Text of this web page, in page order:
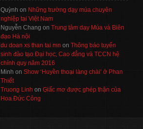
Quỳnh on Những trường dạy múa chuyên
nghiệp tại Việt Nam
Nguyễn Chang on Trung tâm dạy Múa và Biên
đạo Hà nội
du doan xs than tai mn on Thông báo tuyển
sinh đào tạo Đại học, Cao đẳng và TCCN hệ
chính quy năm 2016
Minh on Show ‘Huyền thoại làng chài’ ở Phan
Thiết
Truong Linh on Giấc mơ được ghép thận của
Hoa Đức Công